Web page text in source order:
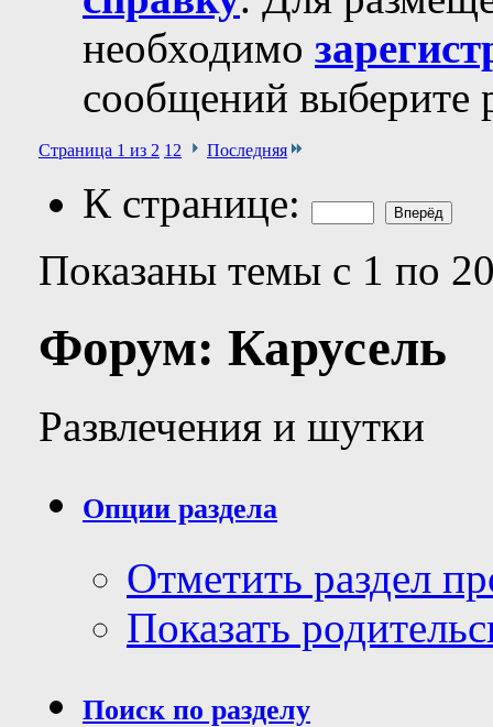
необходимо
сообщений выберите
Страница 1 из 2 1 2 Последняя
К странице:
Показаны темы с 1 по
Форум: Карусель
Развлечения и шутки
Опции раздела
Отметить раздел
Показать
Поиск по разделу